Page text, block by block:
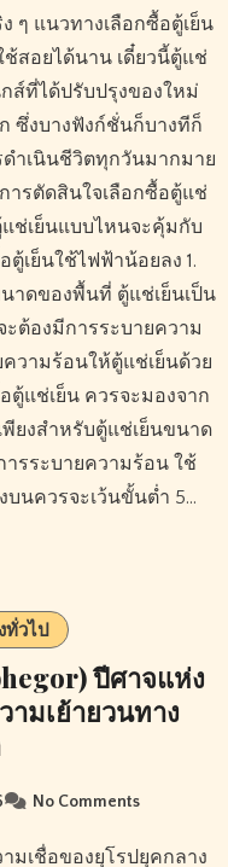
ๆ แนวทางเลือกซื้อตู้เย็น
สอยได้นาน เดี๋ยวนี้ตู้แช่
ส์ที่ได้ปรับปรุงของใหม่
ซึ่งบางฟังก์ชั่นก็บางทีก็
ดำเนินชีวิตทุกวันมากมาย
รตัดสินใจเลือกซื้อตู้แช่
ช่เย็นแบบไหนจะคุ้มกับ
ตู้เย็นใช้ไฟฟ้าน้อยลง 1.
าดของพื้นที่ ตู้แช่เย็นเป็น
ต้องมีการระบายความ
วามร้อนให้ตู้แช่เย็นด้วย
ตู้แช่เย็น ควรจะมองจาก
ยงสำหรับตู้แช่เย็นขนาด
รระบายความร้อน ใช้
นควรจะเว้นขั้นต่ำ 5…
ทั่วไป
ปีศาจแห่ง
มเย้ายวนทาง
No Comments